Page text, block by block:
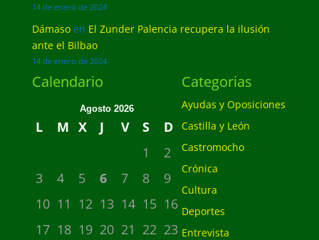
14 de enero de 2024
Dámasoen El Zunder Palencia recupera la ilusión
ante el Bilbao
14 de enero de 2024
Calendario
Agosto 2026
L M X J V S
D
1
2
3
4 5 6 7 8
9
10 11 12 13 14 15 16
17 18 19 20 21 22 23
Categorias
Ayudas y Oposiciones
Castilla y León
Castromocho
Crónica
Cultura
Deportes
Entrevista